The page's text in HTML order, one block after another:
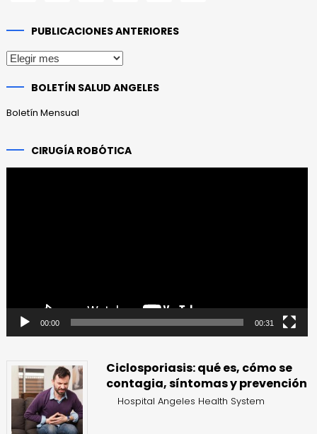
PUBLICACIONES ANTERIORES
Publicaciones
BOLETÍN SALUD ANGELES
Boletín Mensual
CIRUGÍA ROBÓTICA
00:00 00:31
Ciclosporiasis: qué es, cómo se
contagia, síntomas y prevención
Hospital Angeles Health System